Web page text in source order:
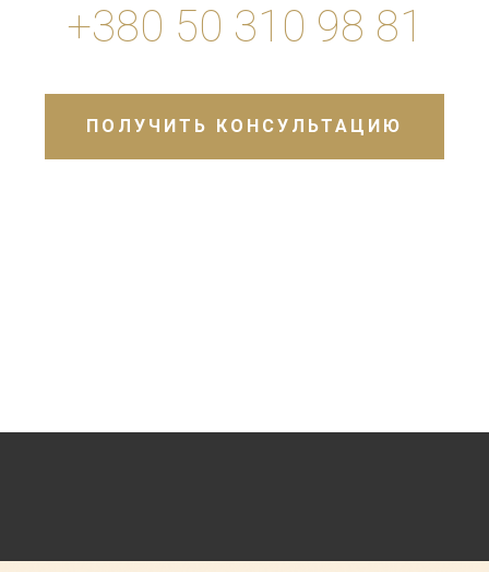
+380 50 310 98 81
ПОЛУЧИТЬ КОНСУЛЬТАЦИЮ